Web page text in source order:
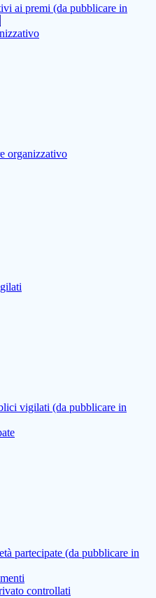
ai premi (da pubblicare in
organizzativo
vigilati (da pubblicare in
partecipate (da pubblicare in
controllati